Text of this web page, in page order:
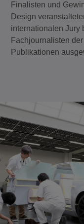
Finalisten und
Design
internationalen Jury
Fachjournalisten
Publikationen